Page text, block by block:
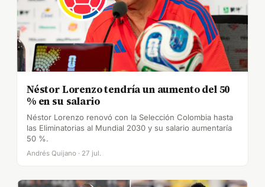
Néstor Lorenzo tendría un aumento del 50
% en su salario
Néstor Lorenzo renovó con la Selección Colombia hasta
las Eliminatorias al Mundial 2030 y su salario aumentaría
50 %.
Andrés Quijano · 27 jul.